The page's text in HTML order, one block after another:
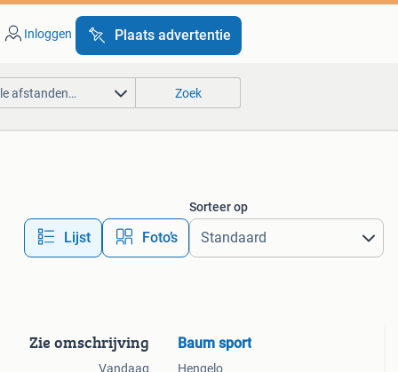
Inloggen Plaats advertentie
afstanden… Zoek
Lijst Foto’s
Sorteer op
Zie omschrijving
Vandaag
Baum sport
Hengelo